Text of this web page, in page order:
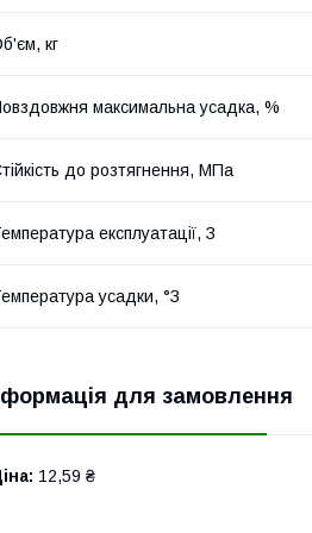
кг
максимальна усадка, %
до розтягнення, МПа
експлуатації, З
усадки, °З
для замовлення
12,59 ₴